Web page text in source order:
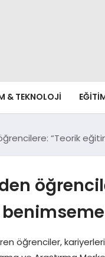
& TEKNOLOJI
“Teorik
öğrenciler,